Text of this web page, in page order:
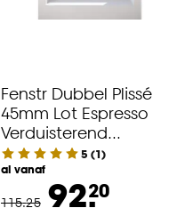
Fenstr Dubbel Plissé
45mm Lot Espresso
Verduisterend
Antraciet 5 (1)
al vanaf
115.25 92.20